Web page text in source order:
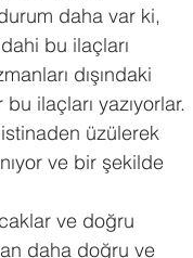
daha var ki,
bu ilaçları
dışındaki
ilaçları yazıyorlar.
üzülerek
ve bir şekilde
ve doğru
daha doğru ve